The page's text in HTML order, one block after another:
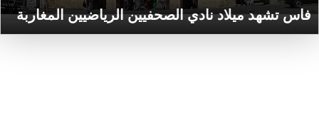
فاس تشهد ميلاد نادي الصحفيين الرياضيين المغاربة